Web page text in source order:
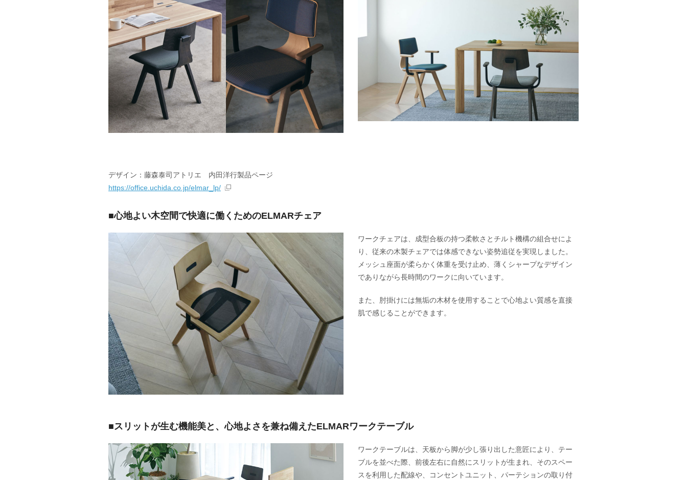
デザイン：藤森泰司アトリエ 内田洋行製品ページ
https://office.uchida.co.jp/elmar_lp/
■心地よい木空間で快適に働くためのELMARチェア
ワークチェアは、成型合板の持つ柔軟さとチルト機構の組合せによ
り、従来の木製チェアでは体感できない姿勢追従を実現しました。
メッシュ座面が柔らかく体重を受け止め、薄くシャープなデザイン
でありながら長時間のワークに向いています。
また、肘掛けには無垢の木材を使用することで心地よい質感を直接
肌で感じることができます。
■スリットが生む機能美と、心地よさを兼ね備えたELMARワークテーブル
ワークテーブルは、天板から脚が少し張り出した意匠により、テー
ブルを並べた際、前後左右に自然にスリットが生まれ、そのスペー
スを利用した配線や、コンセントユニット、パーテションの取り付